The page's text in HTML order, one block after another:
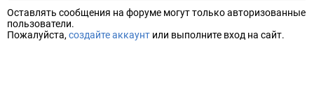
Оставлять сообщения на форуме могут только авторизованные
пользователи.
Пожалуйста, создайте аккаунт или выполните вход на сайт.